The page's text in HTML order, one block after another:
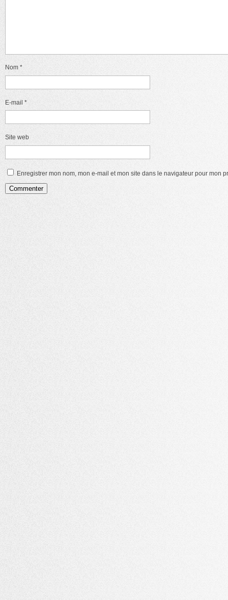
Nom *
E-mail *
Site web
Enregistrer mon nom, mon e-mail et mon site dans le navigateur pour mon